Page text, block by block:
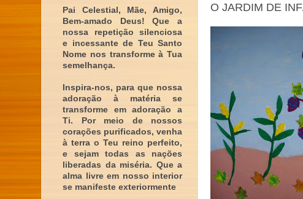
O JARDIM DE
Pai Celestial, Mãe, Amigo,
Bem-amado Deus! Que a
nossa repetição silenciosa
e incessante de Teu Santo
Nome nos transforme à Tua
semelhança.
Inspira-nos, para que nossa
adoração à matéria se
transforme em adoração a
Ti. Por meio de nossos
corações purificados, venha
à terra o Teu reino perfeito,
e sejam todas as nações
liberadas da miséria. Que a
alma livre em nosso interior
se manifeste exteriormente